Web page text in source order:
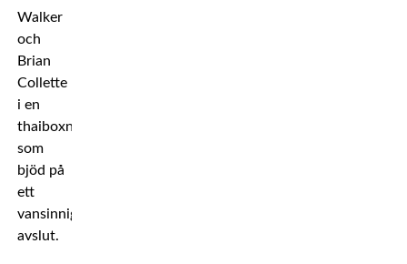
Walker
och
Brian
Collette
i en
thaiboxningsfajt
som
bjöd på
ett
vansinnigt
avslut.